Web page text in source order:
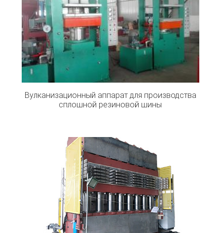
Вулканизационный аппарат для производства
сплошной резиновой шины